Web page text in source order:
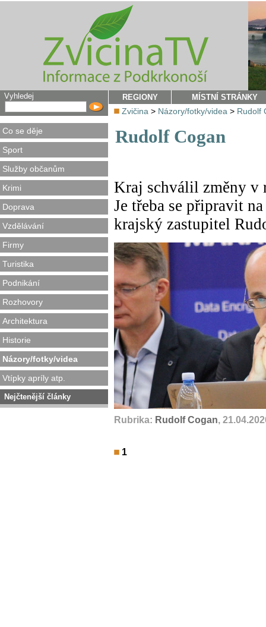
Vyhledej
Co se děje
Sport
Služby občanům
Krimi
Doprava
Vzdělávání
Firmy
Turistika
Podnikání
Rozhovory
Architektura
Historie
Názory/fotky/videa
Vtípky apríly atp.
Nejčtenější články
REGIONY MÍSTNÍ STRÁNKY
Zvičina > Názory/fotky/videa > Rudolf
Rudolf Cogan
Kraj schválil změny v
Je třeba se připravit
krajský zastupitel
Rubrika: Rudolf Cogan,
1